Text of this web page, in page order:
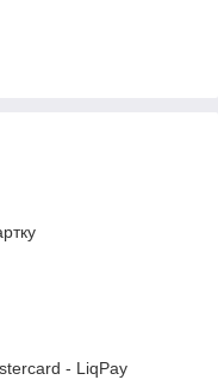
- LiqPay